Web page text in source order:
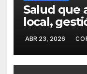
Salud que
local,
ABR 23, 2026